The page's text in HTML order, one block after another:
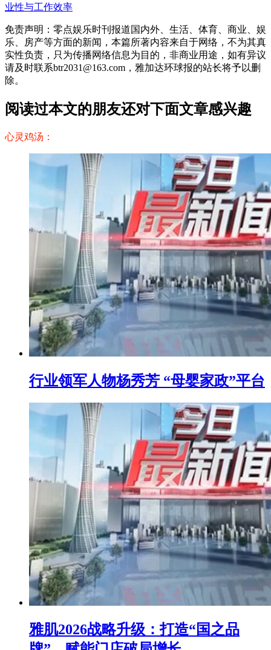
业性与工作效率
免责声明：零点娱乐时刊报道国内外、生活、体育、商业、娱
乐、房产等方面的新闻，本篇所著内容来自于网络，不为其真
实性负责，只为传播网络信息为目的，非商业用途，如有异议
请及时联系btr2031@163.com，雅加达环球报的站长将予以删
除。
阅读过本文的朋友还对下面文章感兴趣
心灵鸡汤：
行业领军人物杨秀芳 “母婴家政”平台
雅肌2026战略升级：打造“国之品